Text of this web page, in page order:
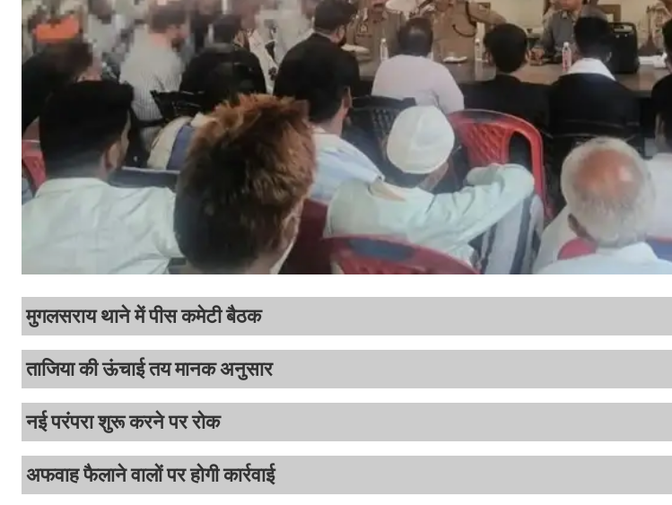
मुगलसराय थाने में पीस कमेटी बैठक
ताजिया की ऊंचाई तय मानक अनुसार
नई परंपरा शुरू करने पर रोक
अफवाह फैलाने वालों पर होगी कार्रवाई